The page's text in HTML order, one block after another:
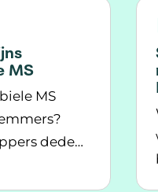
MS
MS
deden
met eerstelijns